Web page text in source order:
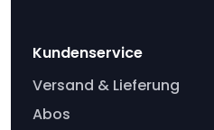
Kundenservice
Versand & Lieferung
Abos